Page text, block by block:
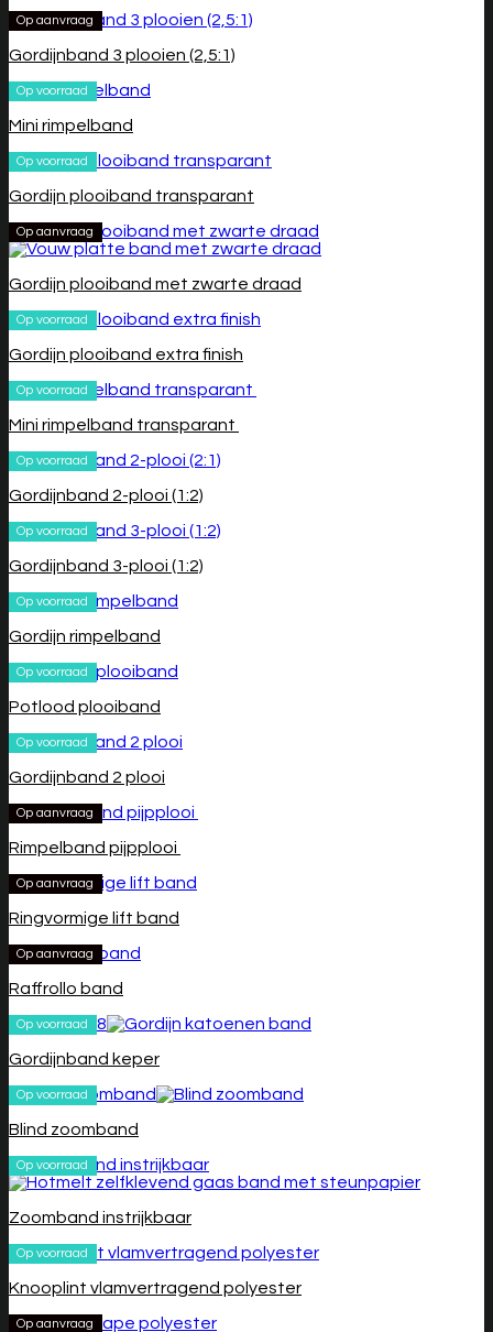
Op aanvraag
Gordijnband 3 plooien (2,5:1)
Op voorraad
Mini rimpelband
Op voorraad
Gordijn plooiband transparant
Op aanvraag
Gordijn plooiband met zwarte draad
Op voorraad
Gordijn plooiband extra finish
Op voorraad
Mini rimpelband transparant
Op voorraad
Gordijnband 2-plooi (1:2)
Op voorraad
Gordijnband 3-plooi (1:2)
Op voorraad
Gordijn rimpelband
Op voorraad
Potlood plooiband
Op voorraad
Gordijnband 2 plooi
Op aanvraag
Rimpelband pijpplooi
Op aanvraag
Ringvormige lift band
Op aanvraag
Raffrollo band
Op voorraad
Gordijnband keper
Op voorraad
Blind zoomband
Op voorraad
Zoomband instrijkbaar
Op voorraad
Knooplint vlamvertragend polyester
Op aanvraag